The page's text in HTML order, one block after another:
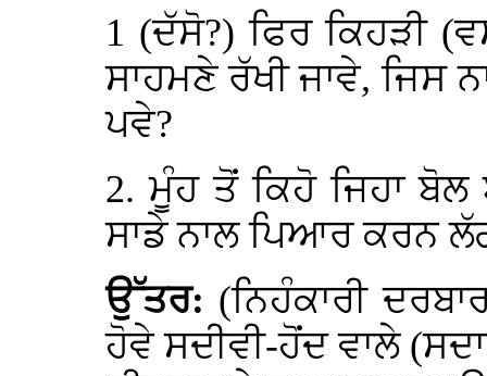
1 (ਦੱਸੋ?) ਫਿਰ ਕਿਹੜੀ
ਸਾਹਮਣੇ ਰੱਖੀ ਜਾਵੇ, ਜਿਸ
ਪਵੇ?
2. ਮੂੰਹ ਤੋਂ ਕਿਹੋ ਜਿਹਾ
ਸਾਡੇ ਨਾਲ ਪਿਆਰ ਕਰਨ
ਉੱਤਰ: (ਨਿਹੰਕਾਰੀ
ਹੋਵੇ ਸਦੀਵੀ-ਹੋਂਦ ਵਾਲੇ